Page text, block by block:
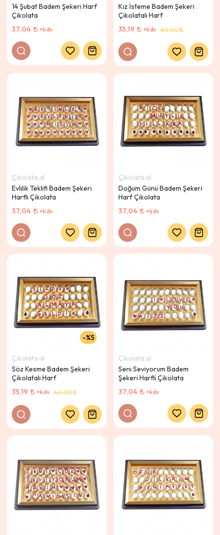
14 Şubat Badem Şekeri Harf
Çikolata
37,04
+kdv
Kız İsteme Badem Şekeri
Çikolatalı Harf
35,19
+kdv 40,00
Çikolata.al
Evlilik Teklifi Badem Şekeri
Harfli Çikolata
37,04
+kdv
Çikolata.al
Doğum Günü Badem Şekeri
Harf Çikolata
37,04
+kdv
Çikolata.al
Söz Kesme Badem Şekeri
Çikolatalı Harf
35,19
+kdv 40,00
%5
Çikolata.al
Seni Seviyorum Badem
Şekeri Harfli Çikolata
37,04
+kdv